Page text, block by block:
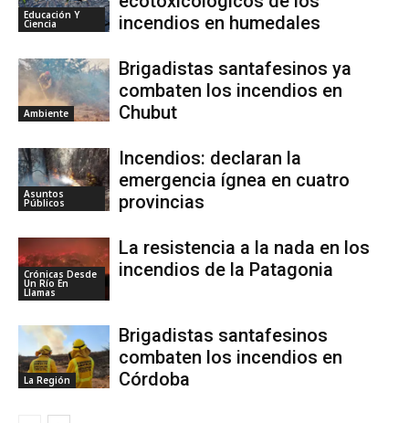
Educación Y
Ciencia
incendios en humedales
Ambiente
Brigadistas santafesinos ya
combaten los incendios en
Chubut
Asuntos
Públicos
Incendios: declaran la
emergencia ígnea en cuatro
provincias
Crónicas Desde
Un Río En
Llamas
La resistencia a la nada en los
incendios de la Patagonia
La Región
Brigadistas santafesinos
combaten los incendios en
Córdoba